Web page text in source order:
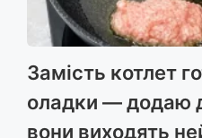
Замість котлет
оладки — додаю
вони виходять